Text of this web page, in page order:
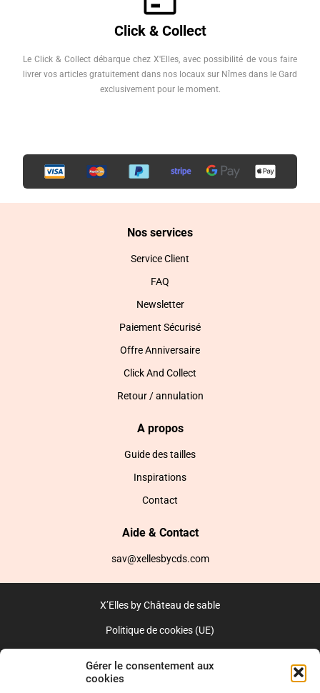
Gérer le consentement aux
cookies
Click & Collect
Le Click & Collect débarque chez X'Elles, avec possibilité de vous faire
livrer vos articles gratuitement dans nos locaux sur Nîmes dans le Gard
exclusivement pour le moment.
Nos services
Service Client
FAQ
Newsletter
Paiement Sécurisé
Offre Anniversaire
Click And Collect
Retour / annulation
A propos
Guide des tailles
Inspirations
Contact
Aide & Contact
sav@xellesbycds.com
X’Elles by Château de sable
Politique de cookies (UE)
Réalisé par l’agence web :